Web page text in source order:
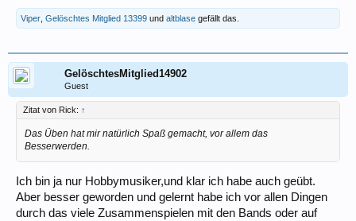
Viper Gelöschtes Mitglied 13399 und altblase gefällt das.
GelöschtesMitglied14902
Guest
Zitat von Rick: ↑
Das Üben hat mir natürlich Spaß gemacht, vor allem das
Besserwerden.
Ich bin ja nur Hobbymusiker,und klar ich habe auch geübt.
Aber besser geworden und gelernt habe ich vor allen Dingen
durch das viele Zusammenspielen mit den Bands oder auf